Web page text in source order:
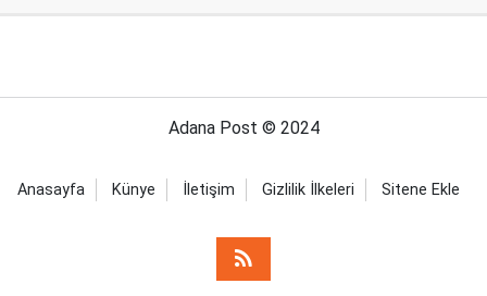
Adana Post © 2024
Anasayfa Künye İletişim Gizlilik İlkeleri Sitene Ekle